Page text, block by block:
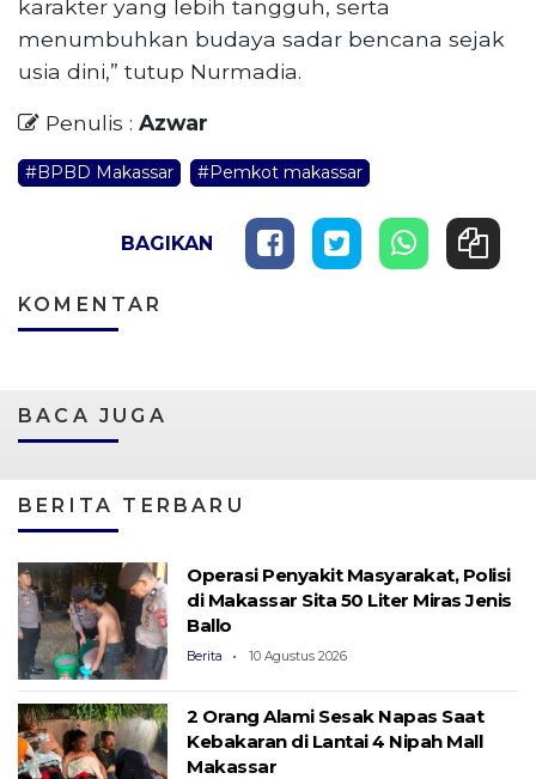
karakter yang lebih tangguh, serta
menumbuhkan budaya sadar bencana sejak
usia dini,” tutup Nurmadia.
Penulis : Azwar
#BPBD Makassar #Pemkot makassar
BAGIKAN
KOMENTAR
BACA JUGA
BERITA TERBARU
Operasi Penyakit Masyarakat, Polisi
di Makassar Sita 50 Liter Miras Jenis
Ballo
Berita 10 Agustus 2026
2 Orang Alami Sesak Napas Saat
Kebakaran di Lantai 4 Nipah Mall
Makassar